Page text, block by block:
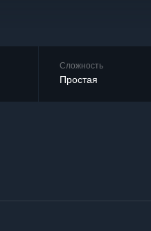
Сложность
Простая